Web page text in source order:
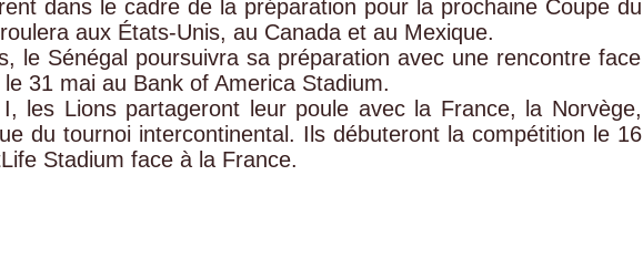
dans le cadre de la préparation pour la prochaine Coupe du
aux États-Unis, au Canada et au Mexique.
le Sénégal poursuivra sa préparation avec une rencontre face
31 mai au Bank of America Stadium.
les Lions partageront leur poule avec la France, la Norvège,
du tournoi intercontinental. Ils débuteront la compétition le 16
Stadium face à la France.